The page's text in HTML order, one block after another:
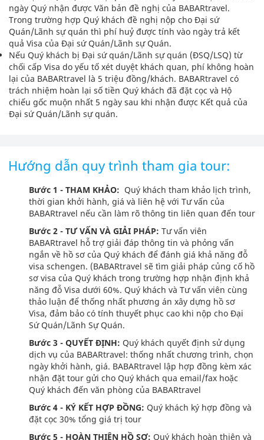
ngày Quý nhận được Văn bản đề nghị của BABARtravel.
Trong trường hợp Quý khách đề nghị nộp cho Đại sứ
Quán/Lãnh sự quán thì phí huỷ được tính vào ngày trả kết
quả Visa của Đại sứ Quán/Lãnh sự Quán.
Nếu Quý khách bị Đại sứ quán/Lãnh sự quán (ĐSQ/LSQ) từ
chối cấp Visa do yếu tố xét duyệt khách quan, phí không hoàn
lại của BABARtravel là 5 triệu đồng/khách. BABARtravel có
trách nhiệm hoàn lại số tiền Quý khách đã đặt cọc và Hộ
chiếu gốc muộn nhất 5 ngày sau khi nhận được Kết quả của
Đại sứ Quán/Lãnh sự quán.
Hướng dẫn quy trình tham gia tour:
Bước 1 - THAM KHẢO: Quý khách tham khảo lịch trình,
thời gian khởi hành, giá và liên hệ với Tư vấn của
BABARtravel nếu cần làm rõ thông tin liên quan đến tour
Bước 2 - TƯ VẤN VÀ GIẢI PHÁP: Tư vấn viên
BABARtravel hỗ trợ giải đáp thông tin và phỏng vấn
ngắn về hồ sơ của Quý khách để đánh giá khả năng đỗ
visa schengen. (BABARtravel sẽ tìm giải pháp củng cố hồ
sơ visa của Quý khách trong trường hợp nhận định khả
năng đỗ Visa dưới 60%. Quý khách và Tư vấn viên cùng
thảo luận để thống nhất phương án xây dựng hồ sơ
Visa, đảm bảo có tính thuyết phục cao khi nộp cho Đại
Sứ Quán/Lãnh Sự Quán.
Bước 3 - QUYẾT ĐỊNH: Quý khách quyết định sử dụng
dịch vụ của BABARtravel: thống nhất chương trình, chọn
ngày khởi hành, giá. BABARtravel lập hợp đồng kèm xác
nhận đặt tour gửi cho Quý khách qua email/fax hoặc
Quý khách đến văn phòng của BABARtravel
Bước 4 - KÝ KẾT HỢP ĐỒNG: Quý khách ký hợp đồng và
đặt cọc 30% tổng giá trị tour
Bước 5 - HOÀN THIỆN HỒ SƠ: Quý khách hoàn thiện và